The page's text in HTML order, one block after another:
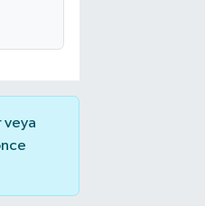
veya